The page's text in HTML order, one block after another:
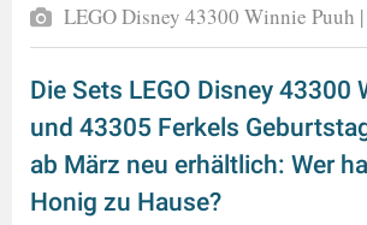
LEGO Disney 43300 Winnie Puuh
Die Sets LEGO Disney 43300
und 43305 Ferkels
ab März neu erhältlich: Wer
Honig zu Hause?